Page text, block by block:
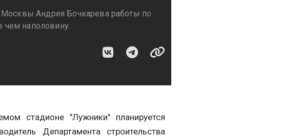
Москвы Андрея Бочкарева работы по
наполовину.
стадионе "Лужники" планируется
Департамента строительства